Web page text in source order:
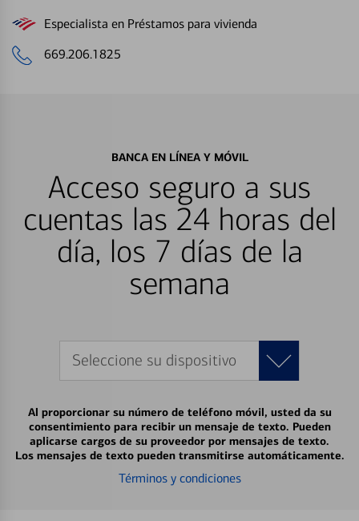
Especialista en Préstamos para vivienda
669.206.1825
BANCA EN LÍNEA Y MÓVIL
Acceso seguro a sus
cuentas las 24 horas del
día, los 7 días de la
semana
Seleccione su dispositivo
Al proporcionar su número de teléfono móvil, usted da su
consentimiento para recibir un mensaje de texto. Pueden
aplicarse cargos de su proveedor por mensajes de texto.
Los mensajes de texto pueden transmitirse automáticamente.
Términos y condiciones